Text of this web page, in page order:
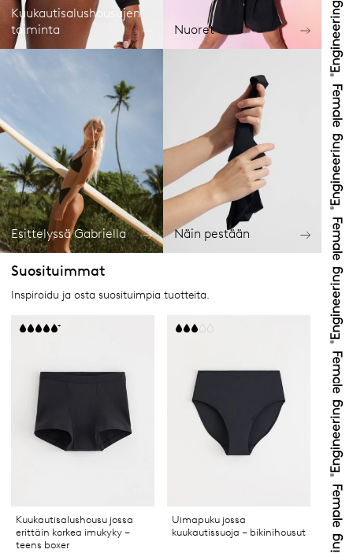
Kuukautisalushousujen
toiminta
Nuoret
Esittelyssä Gabriella Näin pestään
Suosituimmat
Inspiroidu ja osta suosituimpia tuotteita.
+
Kuukautisalushousu jossa
erittäin korkea imukyky –
teens boxer
Uimapuku jossa
kuukautissuoja – bikinihousut